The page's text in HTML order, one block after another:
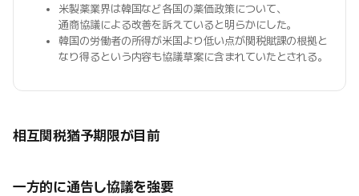
米製薬業界は韓国など各国の薬価政策について、
通商協議による改善を訴えていると明らかにした。
韓国の労働者の所得が米国より低い点が関税賦課の根拠と
なり得るという内容も協議草案に含まれていたとされる。
相互関税猶予期限が目前
一方的に通告し協議を強要